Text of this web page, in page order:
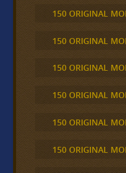
150 ORIGINAL
150 ORIGINAL
150 ORIGINAL
150 ORIGINAL
150 ORIGINAL
150 ORIGINAL